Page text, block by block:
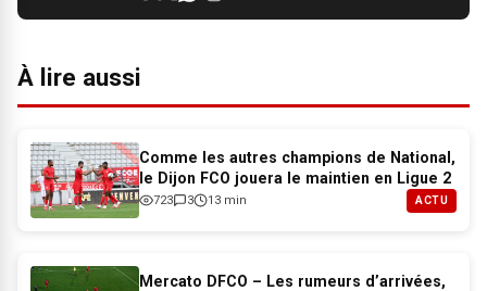
À lire aussi
Comme les autres champions de National,
le Dijon FCO jouera le maintien en Ligue 2
723 3 13 min ACTU
Mercato DFCO – Les rumeurs d’arrivées,